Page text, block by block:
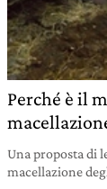
Perché è il
Una proposta di
macellazione